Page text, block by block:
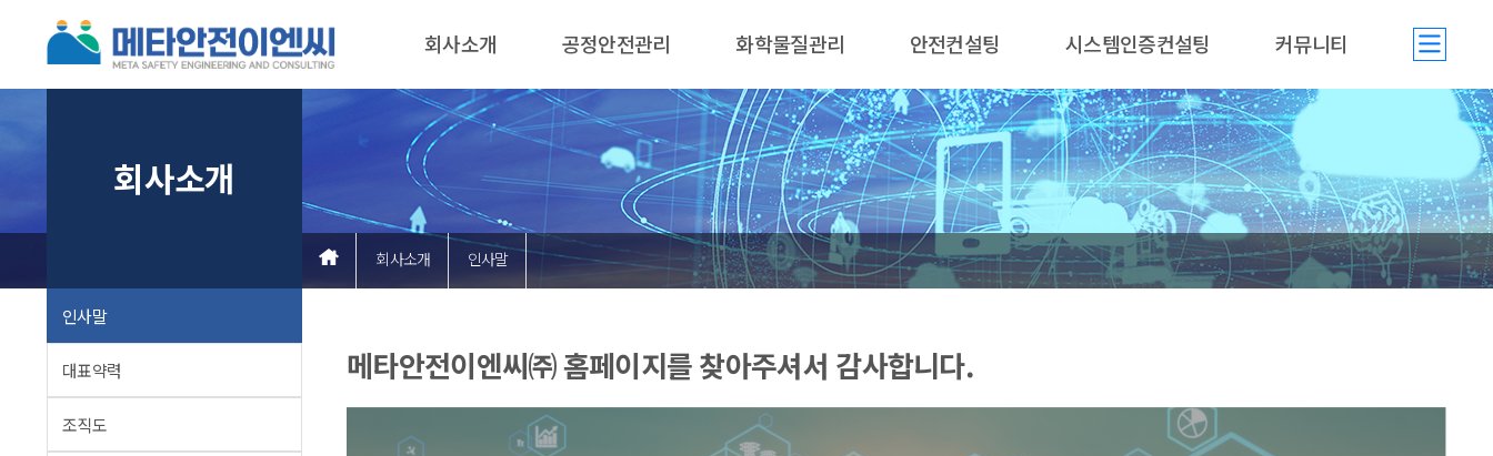
회사소개 공정안전관리 화학물질관리 안전컨설팅 시스템인증컨설팅 커뮤니티
회사소개
인사말
대표약력
조직도
회사소개 인사말
메타안전이엔씨㈜ 홈페이지를 찾아주셔서 감사합니다.